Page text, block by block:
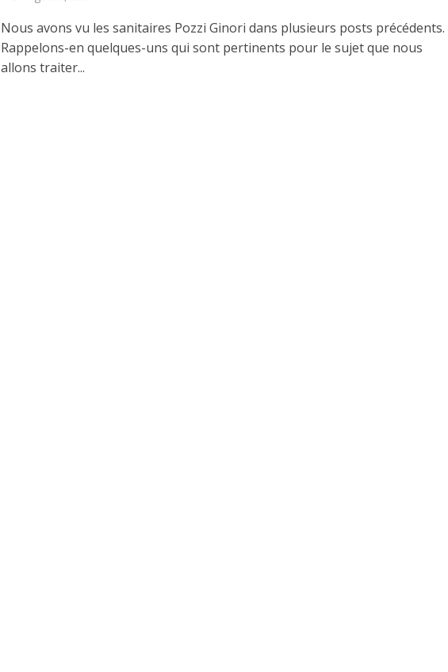
Nous avons vu les sanitaires Pozzi Ginori dans plusieurs posts précédents.
Rappelons-en quelques-uns qui sont pertinents pour le sujet que nous
allons traiter...